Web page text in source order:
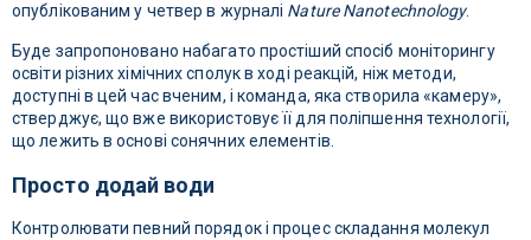
опублікованим у четвер в журналі Nature Nanotechnology.
Буде запропоновано набагато простіший спосіб моніторингу
освіти різних хімічних сполук в ході реакцій, ніж методи,
доступні в цей час вченим, і команда, яка створила «камеру»,
стверджує, що вже використовує її для поліпшення технології,
що лежить в основі сонячних елементів.
Просто додай води
Контролювати певний порядок і процес складання молекул